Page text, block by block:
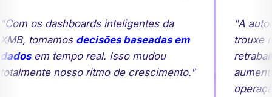
os dashboards inteligentes da
tomamosdecisões baseadas em
em tempo real. Isso mudou
nosso ritmo de crescimento."
"A
trouxe